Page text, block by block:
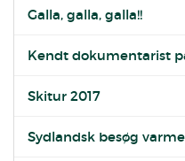
Galla, galla, galla!!
Kendt dokumentarist
Skitur 2017
Sydlandsk besøg